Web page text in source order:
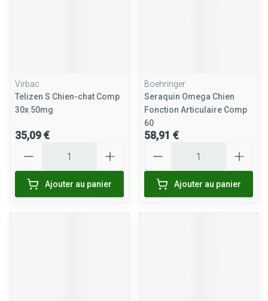
Virbac
Telizen S Chien-chat Comp
30x 50mg
35,09 €
Ajouter au panier
Boehringer
Seraquin Omega Chien
Fonction Articulaire Comp
60
58,91 €
Ajouter au panier